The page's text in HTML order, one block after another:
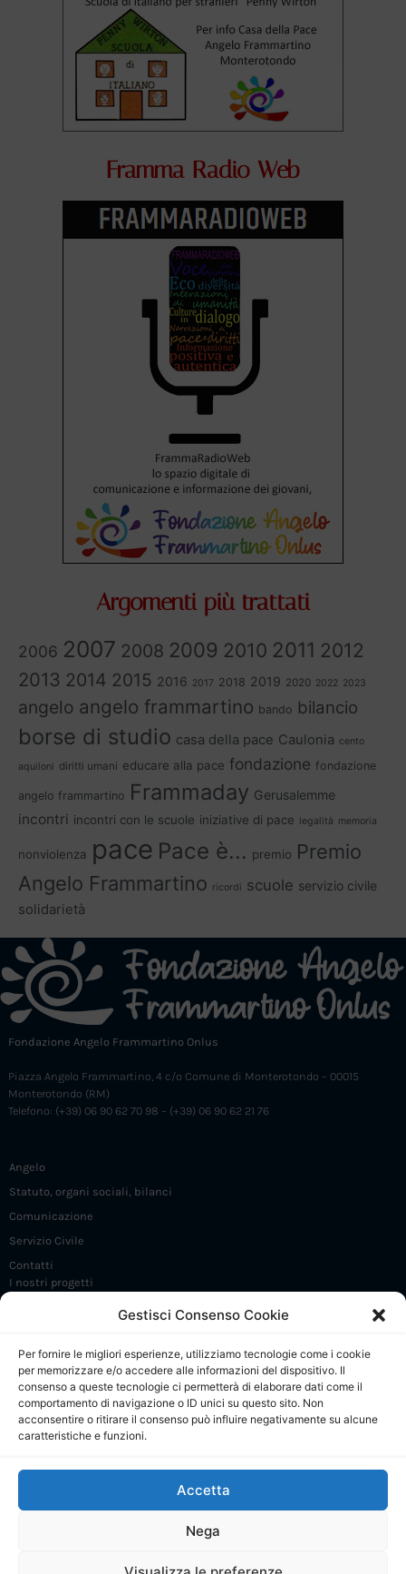
Gestisci Consenso Cookie
Per fornire le migliori esperienze, utilizziamo tecnologie come i cookie
per memorizzare e/o accedere alle informazioni del dispositivo. Il
consenso a queste tecnologie ci permetterà di elaborare dati come il
comportamento di navigazione o ID unici su questo sito. Non
acconsentire o ritirare il consenso può influire negativamente su alcune
caratteristiche e funzioni.
Accetta
Nega
Framma Radio Web
Argomenti più trattati
2006 2007 2008 2009 2010 2011 2012
2013 2014 2015 2016 2017 2018 2019 2020 2022 2023
angelo angelo frammartino bando bilancio
borse di studio casa della pace Caulonia cento
aquiloni diritti umani educare alla pace fondazione fondazione
angelo frammartino Frammaday Gerusalemme
incontri incontri con le scuole iniziative di pace legalità memoria
nonviolenza pace Pace è... premio Premio
Angelo Frammartino ricordi scuole servizio civile
solidarietà
Fondazione Angelo Frammartino Onlus
Piazza Angelo Frammartino, 4 c/o Comune di Monterotondo – 00015
Monterotondo (RM)
Telefono: (+39) 06 90 62 70 98 – (+39) 06 90 62 21 76
Angelo
Statuto, organi sociali, bilanci
Comunicazione
Servizio Civile
Contatti
I nostri progetti
Premio Angelo Frammartino
Sostieni 5 X 1000
CdP: Presentazione
CdP: Regolamento e Comitato di gestione
CdP: Collabora e contatti